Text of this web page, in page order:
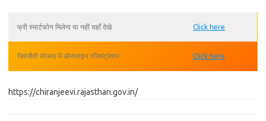
फ्री स्मार्टफोन मिलेगा या नहीं यहाँ देखे Click here
चिरंजीवी योजना में ऑनलाइन रजिस्ट्रेशन Click here
https://chiranjeevi.rajasthan.gov.in/